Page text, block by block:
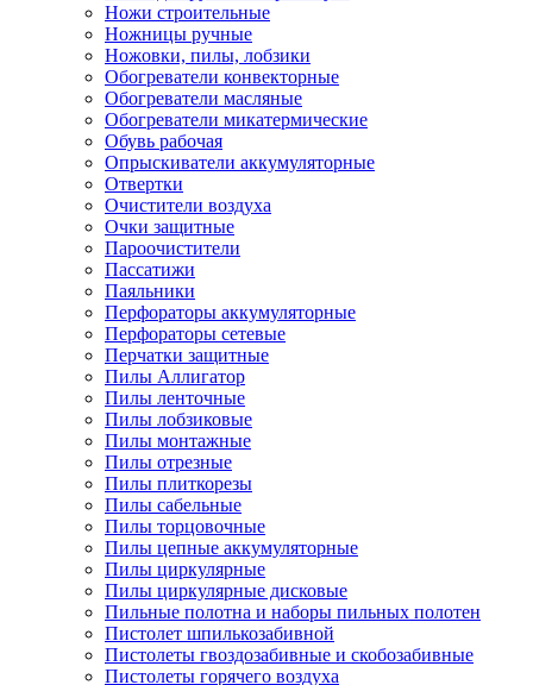
Ножи строительные
Ножницы ручные
Ножовки, пилы, лобзики
Обогреватели конвекторные
Обогреватели масляные
Обогреватели микатермические
Обувь рабочая
Опрыскиватели аккумуляторные
Отвертки
Очистители воздуха
Очки защитные
Пароочистители
Пассатижи
Паяльники
Перфораторы аккумуляторные
Перфораторы сетевые
Перчатки защитные
Пилы Аллигатор
Пилы ленточные
Пилы лобзиковые
Пилы монтажные
Пилы отрезные
Пилы плиткорезы
Пилы сабельные
Пилы торцовочные
Пилы цепные аккумуляторные
Пилы циркулярные
Пилы циркулярные дисковые
Пильные полотна и наборы пильных полотен
Пистолет шпилькозабивной
Пистолеты гвоздозабивные и скобозабивные
Пистолеты горячего воздуха